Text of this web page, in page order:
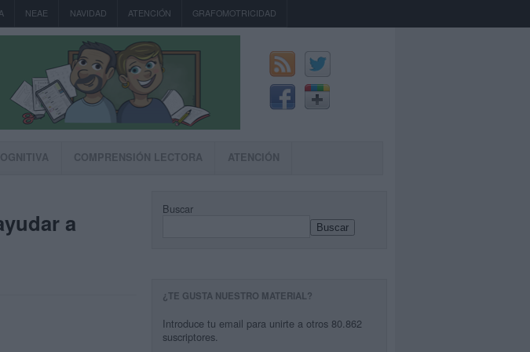
NEAE NAVIDAD ATENCIÓN GRAFOMOTRICIDAD
COMPRENSIÓN LECTORA ATENCIÓN
a
Buscar
Buscar
¿TE GUSTA NUESTRO MATERIAL?
Introduce tu email para unirte a otros 80.862
suscriptores.